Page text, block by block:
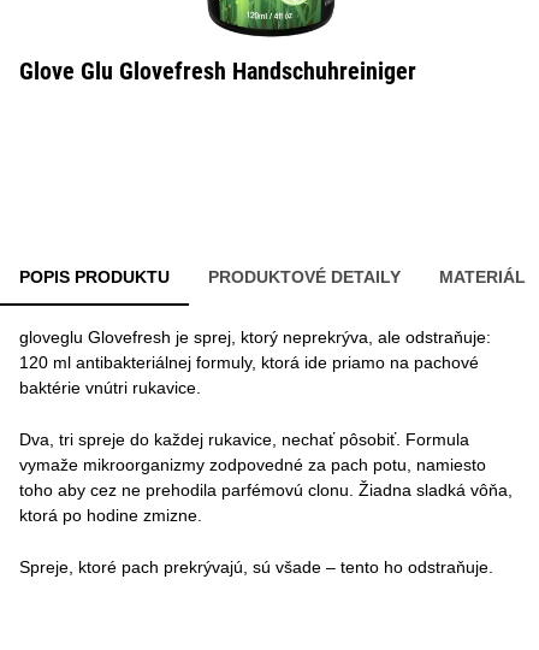
Glove Glu Glovefresh Handschuhreiniger
POPIS PRODUKTU PRODUKTOVÉ DETAILY MATERIÁL
gloveglu Glovefresh je sprej, ktorý neprekrýva, ale odstraňuje:
120 ml antibakteriálnej formuly, ktorá ide priamo na pachové
baktérie vnútri rukavice.
Dva, tri spreje do každej rukavice, nechať pôsobiť. Formula
vymaže mikroorganizmy zodpovedné za pach potu, namiesto
toho aby cez ne prehodila parfémovú clonu. Žiadna sladká vôňa,
ktorá po hodine zmizne.
Spreje, ktoré pach prekrývajú, sú všade – tento ho odstraňuje.